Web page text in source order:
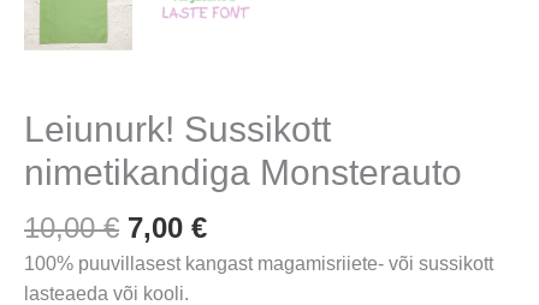
Leiunurk! Sussikott
nimetikandiga Monsterauto
10,00€ Algne
hind
oli:
7,00 €Praegune
hind
100% puuvillasest kangast magamisriiete- või sussikott
lasteaeda või kooli.